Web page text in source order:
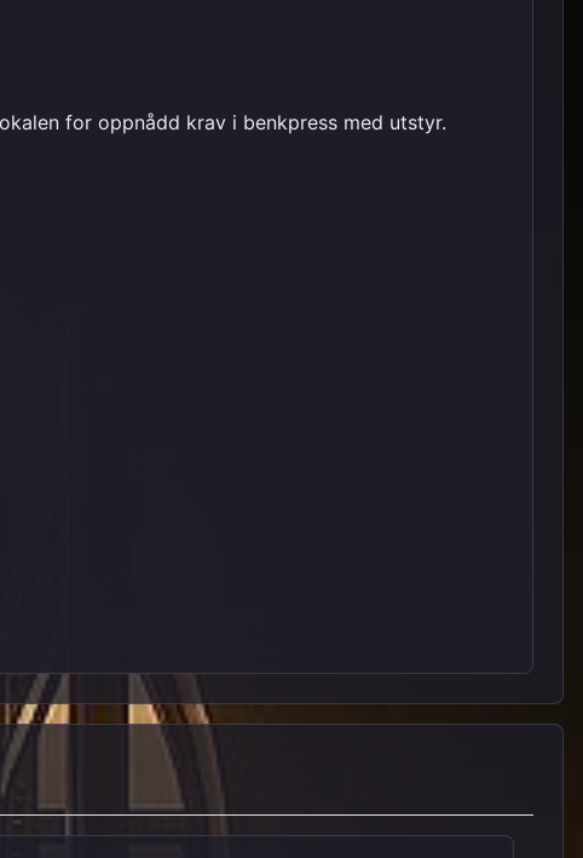
for oppnådd krav i benkpress med utstyr.